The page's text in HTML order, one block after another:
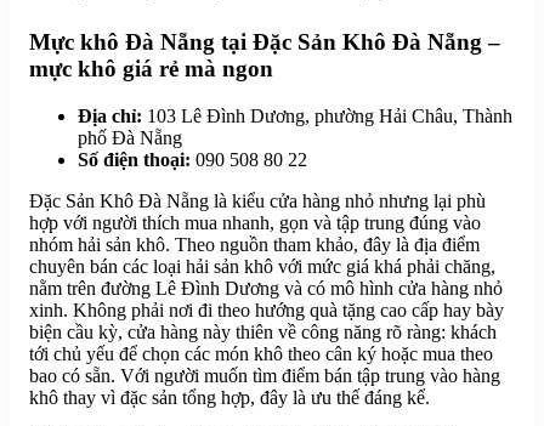
Mực khô Đà Nẵng tại Đặc Sản Khô Đà Nẵng –
mực khô giá rẻ mà ngon
Địa chỉ: 103 Lê Đình Dương, phường Hải Châu, Thành
phố Đà Nẵng
Số điện thoại: 090 508 80 22
Đặc Sản Khô Đà Nẵng là kiểu cửa hàng nhỏ nhưng lại phù
hợp với người thích mua nhanh, gọn và tập trung đúng vào
nhóm hải sản khô. Theo nguồn tham khảo, đây là địa điểm
chuyên bán các loại hải sản khô với mức giá khá phải chăng,
nằm trên đường Lê Đình Dương và có mô hình cửa hàng nhỏ
xinh. Không phải nơi đi theo hướng quà tặng cao cấp hay bày
biện cầu kỳ, cửa hàng này thiên về công năng rõ ràng: khách
tới chủ yếu để chọn các món khô theo cân ký hoặc mua theo
bao có sẵn. Với người muốn tìm điểm bán tập trung vào hàng
khô thay vì đặc sản tổng hợp, đây là ưu thế đáng kể.